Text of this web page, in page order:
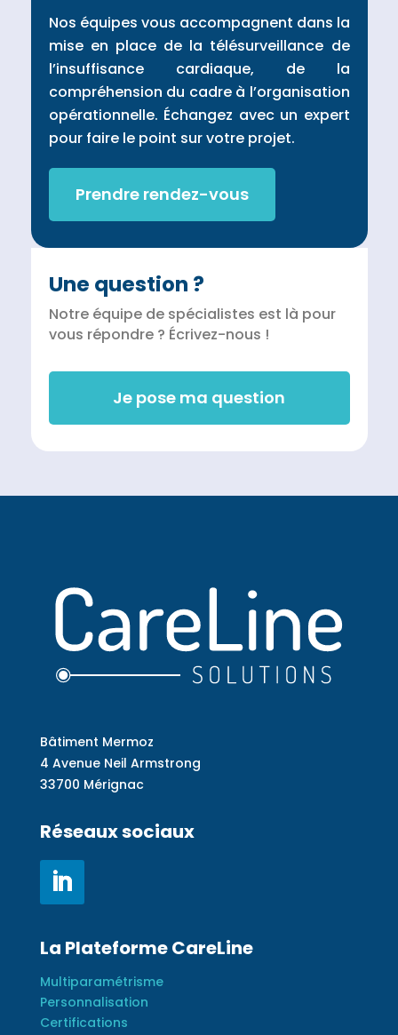
Nos équipes vous accompagnent dans la
mise en place de la télésurveillance de
l’insuffisance cardiaque, de la
compréhension du cadre à l’organisation
opérationnelle. Échangez avec un expert
pour faire le point sur votre projet.
Prendre rendez-vous
Une question ?
Notre équipe de spécialistes est là pour
vous répondre ? Écrivez-nous !
Je pose ma question
Bâtiment Mermoz
4 Avenue Neil Armstrong
33700 Mérignac
Réseaux sociaux
La Plateforme CareLine
Multiparamétrisme
Personnalisation
Certifications